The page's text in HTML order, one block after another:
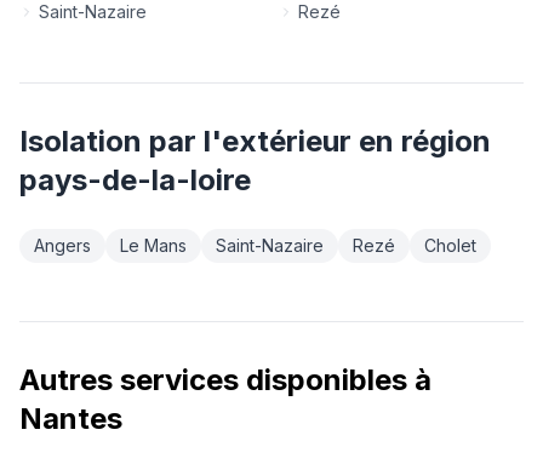
Saint-Nazaire Rezé
Isolation par l'extérieur en région
pays-de-la-loire
Angers Le Mans Saint-Nazaire Rezé Cholet
Autres services disponibles à
Nantes